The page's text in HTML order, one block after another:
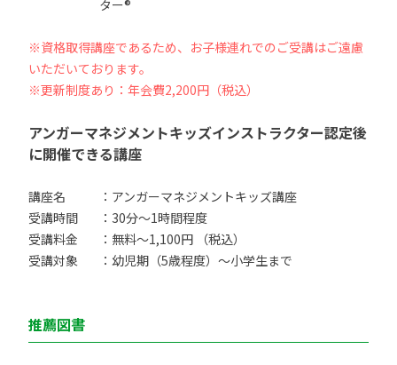
ター®
※資格取得講座であるため、お子様連れでのご受講はご遠慮
いただいております。
※更新制度あり：年会費2,200円（税込）
アンガーマネジメントキッズインストラクター認定後
に開催できる講座
講座名
：アンガーマネジメントキッズ講座
受講時間
：30分〜1時間程度
受講料金
：無料〜1,100円 （税込）
受講対象
：幼児期（5歳程度）〜小学生まで
推薦図書